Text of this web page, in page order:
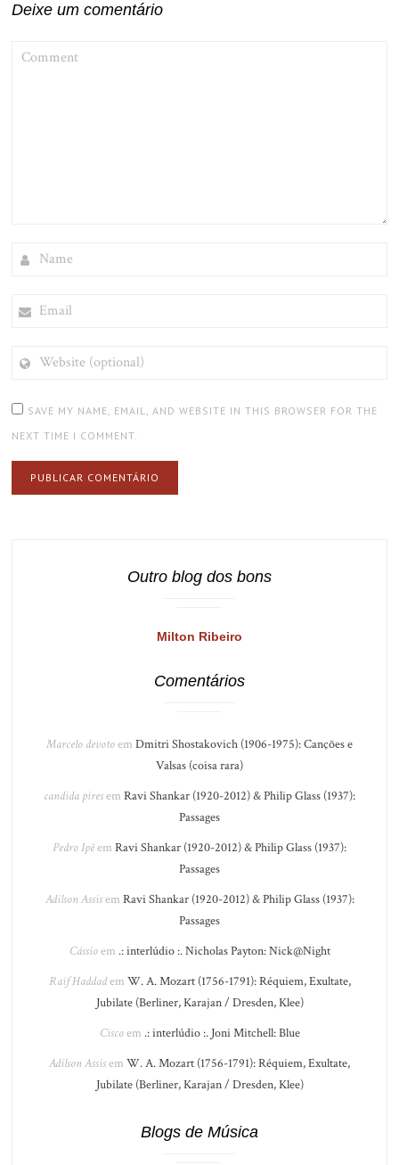
Deixe um comentário
(OPTIONAL)
SAVE MY NAME, EMAIL, AND WEBSITE IN THIS BROWSER FOR THE
NEXT TIME I COMMENT.
Outro blog dos bons
Milton Ribeiro
Comentários
Marcelo devotoem Dmitri Shostakovich (1906-1975): Canções e
Valsas (coisa rara)
candida piresem Ravi Shankar (1920-2012) & Philip Glass (1937):
Passages
Pedro Ipêem Ravi Shankar (1920-2012) & Philip Glass (1937):
Passages
Adilson Assisem Ravi Shankar (1920-2012) & Philip Glass (1937):
Passages
Cássioem .: interlúdio :. Nicholas Payton: Nick@Night
Raif Haddadem W. A. Mozart (1756-1791): Réquiem, Exultate,
Jubilate (Berliner, Karajan / Dresden, Klee)
Ciscoem .: interlúdio :. Joni Mitchell: Blue
Adilson Assisem W. A. Mozart (1756-1791): Réquiem, Exultate,
Jubilate (Berliner, Karajan / Dresden, Klee)
Blogs de Música